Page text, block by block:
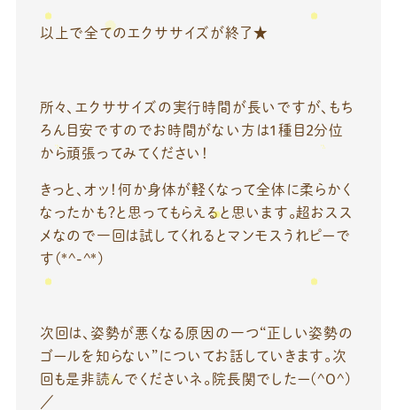
以上で全てのエクササイズが終了★
所々、エクササイズの実行時間が長いですが、もち
ろん目安ですのでお時間がない方は1種目2分位
から頑張ってみてください！
きっと、オッ！何か身体が軽くなって全体に柔らかく
なったかも？と思ってもらえると思います。超おスス
メなので一回は試してくれるとマンモスうれピーで
す(*^-^*)
次回は、姿勢が悪くなる原因の一つ“正しい姿勢の
ゴールを知らない”についてお話していきます。次
回も是非読んでくださいネ。院長関でしたー(^O^)
／